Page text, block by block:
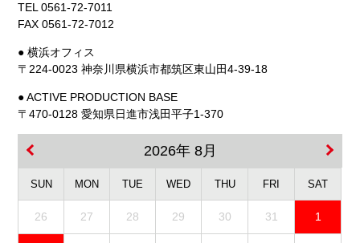
TEL 0561-72-7011
FAX 0561-72-7012
● 横浜オフィス
〒224-0023 神奈川県横浜市都筑区東山田4-39-18
● ACTIVE PRODUCTION BASE
〒470-0128 愛知県日進市浅田平子1-370
2026年 8月
SUN MON TUE WED THU FRI SAT
26 27 28 29 30 31 1